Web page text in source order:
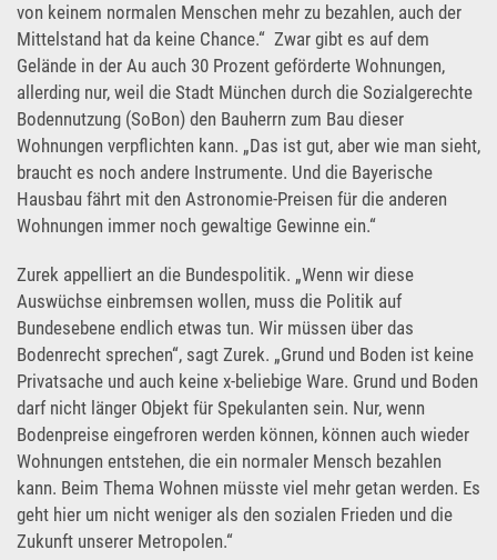
von keinem normalen Menschen mehr zu bezahlen, auch der
Mittelstand hat da keine Chance.“ Zwar gibt es auf dem
Gelände in der Au auch 30 Prozent geförderte Wohnungen,
allerding nur, weil die Stadt München durch die Sozialgerechte
Bodennutzung (SoBon) den Bauherrn zum Bau dieser
Wohnungen verpflichten kann. „Das ist gut, aber wie man sieht,
braucht es noch andere Instrumente. Und die Bayerische
Hausbau fährt mit den Astronomie-Preisen für die anderen
Wohnungen immer noch gewaltige Gewinne ein.“
Zurek appelliert an die Bundespolitik. „Wenn wir diese
Auswüchse einbremsen wollen, muss die Politik auf
Bundesebene endlich etwas tun. Wir müssen über das
Bodenrecht sprechen“, sagt Zurek. „Grund und Boden ist keine
Privatsache und auch keine x-beliebige Ware. Grund und Boden
darf nicht länger Objekt für Spekulanten sein. Nur, wenn
Bodenpreise eingefroren werden können, können auch wieder
Wohnungen entstehen, die ein normaler Mensch bezahlen
kann. Beim Thema Wohnen müsste viel mehr getan werden. Es
geht hier um nicht weniger als den sozialen Frieden und die
Zukunft unserer Metropolen.“